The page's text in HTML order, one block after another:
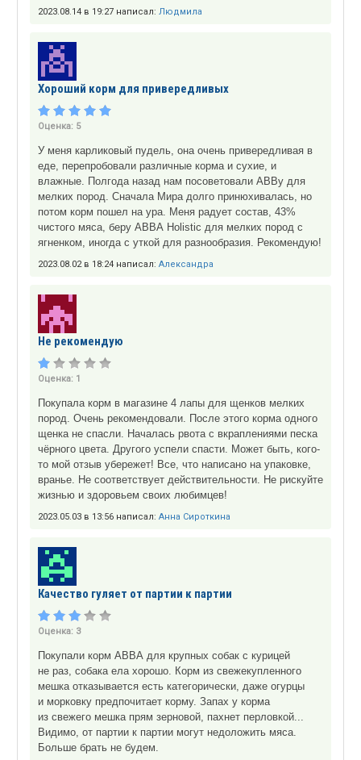
2023.08.14 в 19:27 написал: Людмила
Хороший корм для привередливых
Оценка: 5
У меня карликовый пудель, она очень привередливая в
еде, перепробовали различные корма и сухие, и
влажные. Полгода назад нам посоветовали АВВу для
мелких пород. Сначала Мира долго принюхивалась, но
потом корм пошел на ура. Меня радует состав, 43%
чистого мяса, беру АВВА Holistic для мелких пород с
ягненком, иногда с уткой для разнообразия. Рекомендую!
2023.08.02 в 18:24 написал: Александра
Не рекомендую
Оценка: 1
Покупала корм в магазине 4 лапы для щенков мелких
пород. Очень рекомендовали. После этого корма одного
щенка не спасли. Началась рвота с вкраплениями песка
чёрного цвета. Другого успели спасти. Может быть, кого-
то мой отзыв убережет! Все, что написано на упаковке,
вранье. Не соответствует действительности. Не рискуйте
жизнью и здоровьем своих любимцев!
2023.05.03 в 13:56 написал: Анна Сироткина
Качество гуляет от партии к партии
Оценка: 3
Покупали корм АВВА для крупных собак с курицей
не раз, собака ела хорошо. Корм из свежекупленного
мешка отказывается есть категорически, даже огурцы
и морковку предпочитает корму. Запах у корма
из свежего мешка прям зерновой, пахнет перловкой...
Видимо, от партии к партии могут недоложить мяса.
Больше брать не будем.